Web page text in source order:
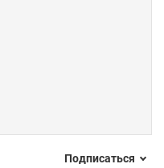
Подписаться